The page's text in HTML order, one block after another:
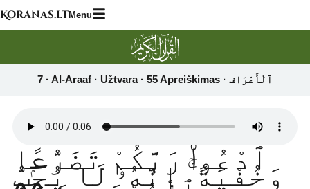
Skip
to
Koranas.ltMenu
ٱدْعُوا۟ رَبَّكُمْ تَضَرُّعًۭا
وَخُفْيَةً ۚ إِنَّهُۥ لَا يُحِبُّ